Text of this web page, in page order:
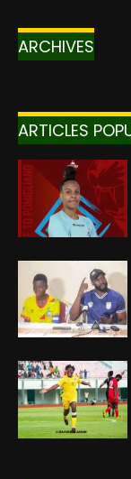
ARCHIVES
ARTICLES